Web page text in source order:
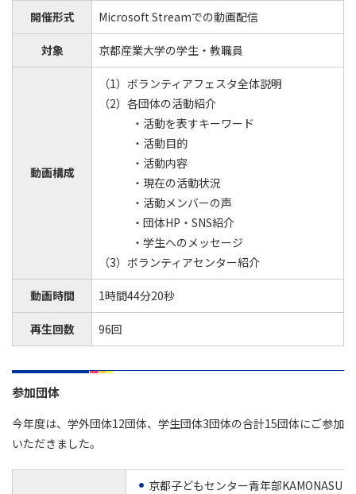
開催形式 Microsoft Streamでの動画配信
対象 京都産業大学の学生・教職員
動画構成
（1）ボランティアフェスタ全体説明
（2）各団体の活動紹介
・活動を表すキーワード
・活動目的
・活動内容
・現在の活動状況
・活動メンバーの声
・団体HP・SNS紹介
・学生へのメッセージ
（3）ボランティアセンター紹介
動画時間 1時間44分20秒
再生回数 96回
参加団体
今年度は、学外団体12団体、学生団体3団体の合計15団体にご参加
いただきました。
京都子どもセンター青年部KAMONASU